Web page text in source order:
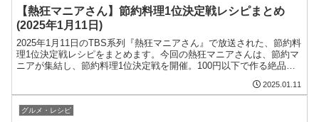
【熱狂マニアさん】節約料理1位決定戦レシピまとめ
(2025年1月11日)
2025年1月11日のTBS系列『熱狂マニアさん』で放送された、節約料
理1位決定戦レシピをまとめます。今回の熱狂マニアさんは、節約マ
ニアが集結し、節約料理1位決定戦を開催。100円以下で作る絶品ど
のレシピをまとめます。炊飯器グラタン 炊飯器ギャルのレシピ【熱
狂マニアさん】炊飯器グラタン炊飯器ギャルのレシピ節約料理1位決
定戦(2025年1...
2025.01.11
グルメ・レシピ